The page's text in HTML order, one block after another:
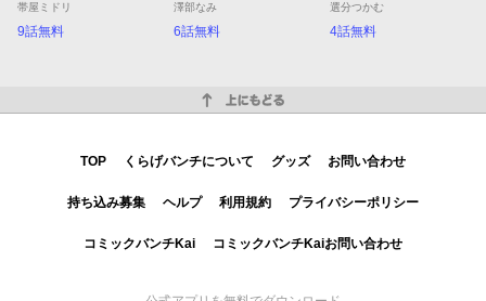
帯屋ミドリ
9話無料
澤部なみ
6話無料
選分つかむ
4話無料
TOP くらげバンチについて グッズ お問い合わせ
持ち込み募集 ヘルプ 利用規約 プライバシーポリシー
コミックバンチKai コミックバンチKaiお問い合わせ